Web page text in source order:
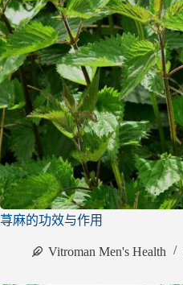
荨麻的功效与作用
Vitroman Men's Health